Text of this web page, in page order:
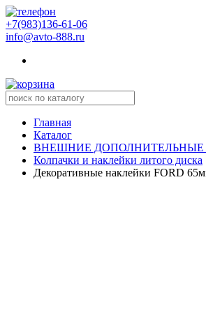
+7(983)136-61-06
info@avto-888.ru
Главная
Каталог
ВНЕШНИЕ
Колпачки и наклейки литого диска
Декоративные наклейки FORD